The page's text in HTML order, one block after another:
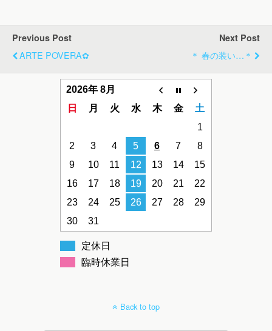
Previous Post
ARTE POVERA✿
Next Post
＊ 春の装い…＊
2026年 8月
日
月 火 水 木 金
土
1
2
3 4 5 6 7
8
9
10 11 12 13 14
15
16
17 18 19 20 21
22
23
24 25 26 27 28
29
30
31
定休日
臨時休業日
Back to top